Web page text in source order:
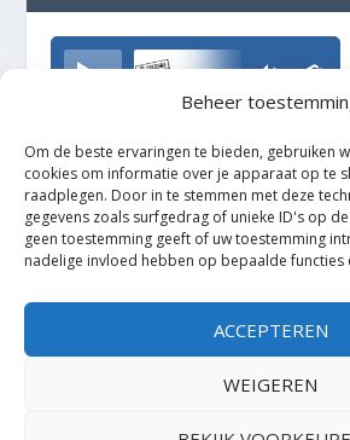
Beheer
Om de beste ervaringen te bieden, gebruiken
cookies om informatie over je apparaat op te
raadplegen. Door in te stemmen met deze
gegevens zoals surfgedrag of unieke ID's op
geen toestemming geeft of uw toestemming
nadelige invloed hebben op bepaalde functies
ACCEPTEREN
WEIGEREN
TrudoFM